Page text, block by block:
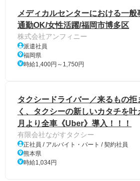
メディカルセンターにおける一
通勤OK/女性活躍/福岡市博多区
株式会社アンフィニー
派遣社員
福岡県
時給1,400円～1,750円
タクシードライバー／来るもの拒
く、タクシーの新しいカタチを
月より全車《Uber》導入！！！
有限会社ながすタクシー
正社員 / アルバイト・パート / 契約社員
熊本県
時給1,034円